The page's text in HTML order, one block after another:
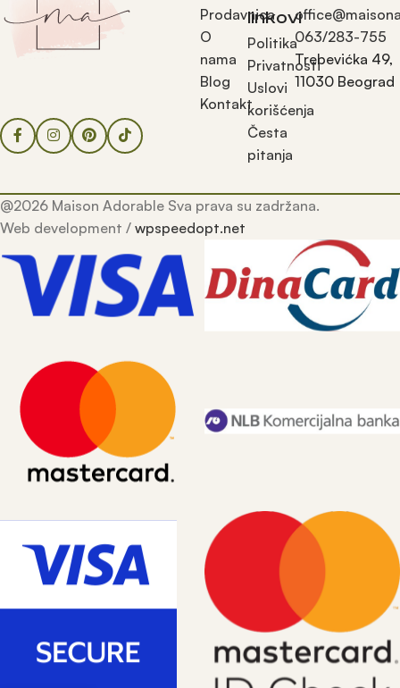
Prodavnica
O
nama
Blog
Kontakt
linkovi
Politika
Privatnosti
Uslovi
korišćenja
Česta
pitanja
063/283-755
Trebevićka 49,
11030 Beograd
@2026 Maison Adorable Sva prava su zadržana.
Web development / wpspeedopt.net